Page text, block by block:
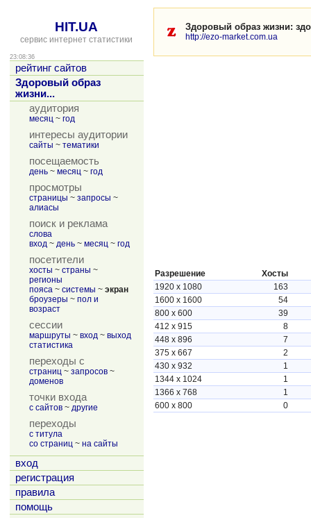
HIT.UA
сервис интернет статистики
23:08:36
рейтинг сайтов
Здоровый образ
жизни...
аудитория
месяц ~ год
интересы аудитории
сайты ~ тематики
посещаемость
день ~ месяц ~ год
просмотры
страницы ~ запросы ~
алиасы
поиск и реклама
слова
вход ~ день ~ месяц ~ год
посетители
хосты ~ страны ~
регионы
пояса ~ системы ~ экран
броузеры ~ пол и
возраст
сессии
маршруты ~ вход ~ выход
статистика
переходы с
страниц ~ запросов ~
доменов
точки входа
с сайтов ~ другие
переходы
с титула
со страниц ~ на сайты
вход
регистрация
правила
помощь
Здоровый образ жизни:
http://ezo-market.com.ua
Разрешение
Хосты
1920 x 1080
163
1600 x 1600
54
800 x 600
39
412 x 915
8
448 x 896
7
375 x 667
2
430 x 932
1
1344 x 1024
1
1366 x 768
1
600 x 800
0